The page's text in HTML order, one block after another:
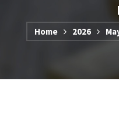
Home 2026